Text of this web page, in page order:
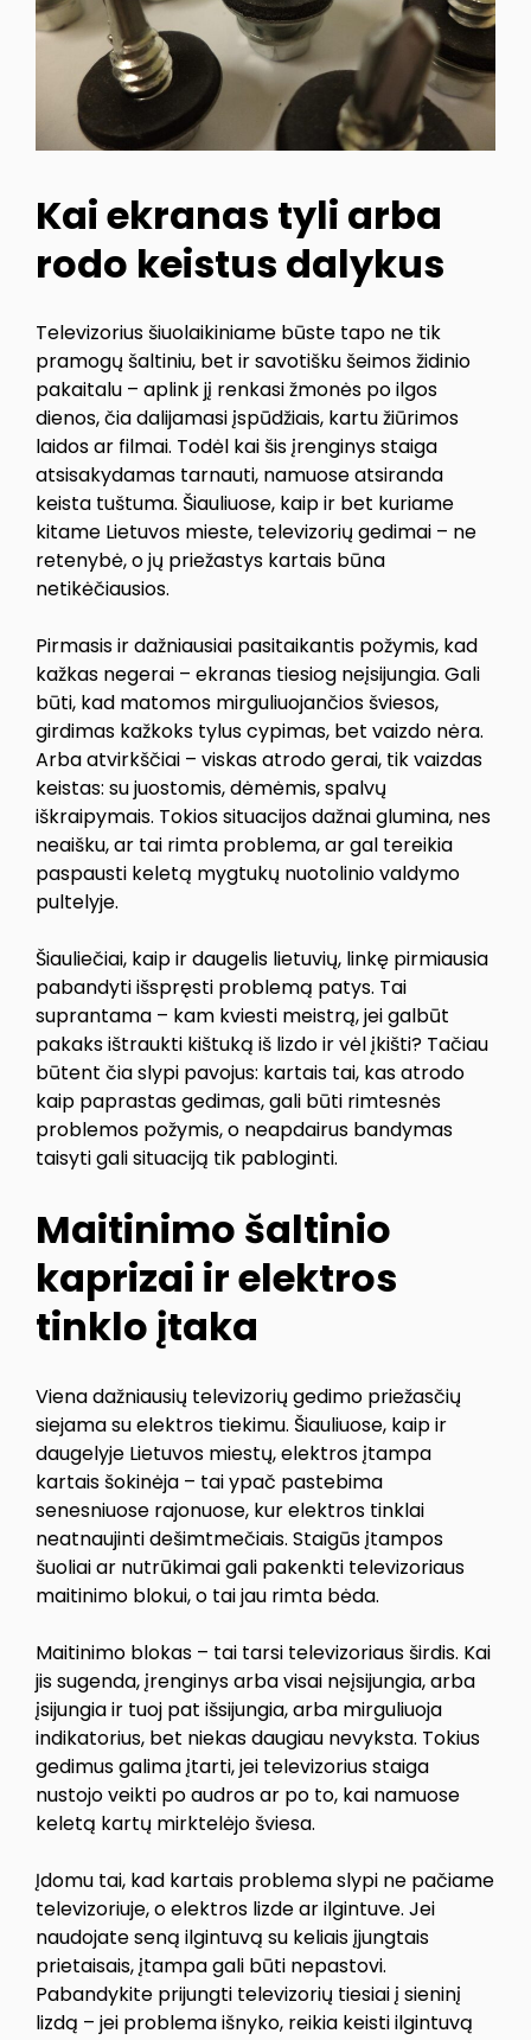
Kai ekranas tyli arba
rodo keistus dalykus
Televizorius šiuolaikiniame būste tapo ne tik
pramogų šaltiniu, bet ir savotišku šeimos židinio
pakaitalu – aplink jį renkasi žmonės po ilgos
dienos, čia dalijamasi įspūdžiais, kartu žiūrimos
laidos ar filmai. Todėl kai šis įrenginys staiga
atsisakydamas tarnauti, namuose atsiranda
keista tuštuma. Šiauliuose, kaip ir bet kuriame
kitame Lietuvos mieste, televizorių gedimai – ne
retenybė, o jų priežastys kartais būna
netikėčiausios.
Pirmasis ir dažniausiai pasitaikantis požymis, kad
kažkas negerai – ekranas tiesiog neįsijungia. Gali
būti, kad matomos mirguliuojančios šviesos,
girdimas kažkoks tylus cypimas, bet vaizdo nėra.
Arba atvirkščiai – viskas atrodo gerai, tik vaizdas
keistas: su juostomis, dėmėmis, spalvų
iškraipymais. Tokios situacijos dažnai glumina, nes
neaišku, ar tai rimta problema, ar gal tereikia
paspausti keletą mygtukų nuotolinio valdymo
pultelyje.
Šiauliečiai, kaip ir daugelis lietuvių, linkę pirmiausia
pabandyti išspręsti problemą patys. Tai
suprantama – kam kviesti meistrą, jei galbūt
pakaks ištraukti kištuką iš lizdo ir vėl įkišti? Tačiau
būtent čia slypi pavojus: kartais tai, kas atrodo
kaip paprastas gedimas, gali būti rimtesnės
problemos požymis, o neapdairus bandymas
taisyti gali situaciją tik pabloginti.
Maitinimo šaltinio
kaprizai ir elektros
tinklo įtaka
Viena dažniausių televizorių gedimo priežasčių
siejama su elektros tiekimu. Šiauliuose, kaip ir
daugelyje Lietuvos miestų, elektros įtampa
kartais šokinėja – tai ypač pastebima
senesniuose rajonuose, kur elektros tinklai
neatnaujinti dešimtmečiais. Staigūs įtampos
šuoliai ar nutrūkimai gali pakenkti televizoriaus
maitinimo blokui, o tai jau rimta bėda.
Maitinimo blokas – tai tarsi televizoriaus širdis. Kai
jis sugenda, įrenginys arba visai neįsijungia, arba
įsijungia ir tuoj pat išsijungia, arba mirguliuoja
indikatorius, bet niekas daugiau nevyksta. Tokius
gedimus galima įtarti, jei televizorius staiga
nustojo veikti po audros ar po to, kai namuose
keletą kartų mirktelėjo šviesa.
Įdomu tai, kad kartais problema slypi ne pačiame
televizoriuje, o elektros lizde ar ilgintuve. Jei
naudojate seną ilgintuvą su keliais įjungtais
prietaisais, įtampa gali būti nepastovi.
Pabandykite prijungti televizorių tiesiai į sieninį
lizdą – jei problema išnyko, reikia keisti ilgintuvą